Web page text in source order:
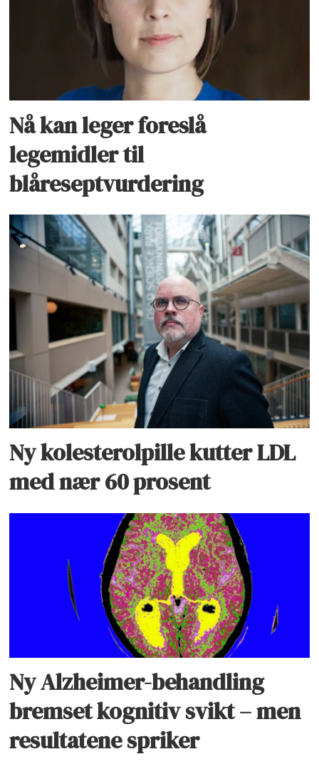
Nå kan leger foreslå
legemidler til
blåreseptvurdering
Ny kolesterolpille kutter LDL
med nær 60 prosent
Ny Alzheimer-behandling
bremset kognitiv svikt – men
resultatene spriker